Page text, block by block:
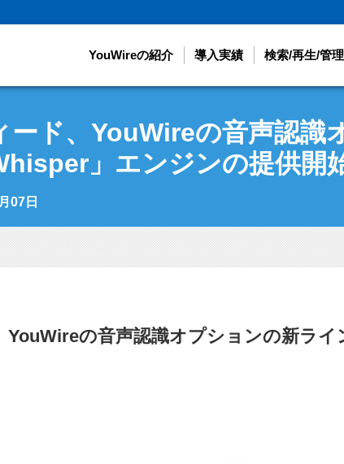
YouWireの紹介 導入実績 検索/再生/管
ード、YouWireの音声認識
」エンジンの提供開
07日
YouWireの音声認識オプションの新ラ